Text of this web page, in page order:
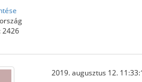
2426
2019. augusztus 12.